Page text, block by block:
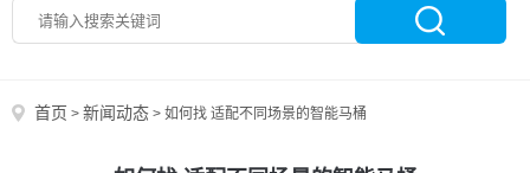
首页 > 新闻动态 > 如何找 适配不同场景的智能马桶